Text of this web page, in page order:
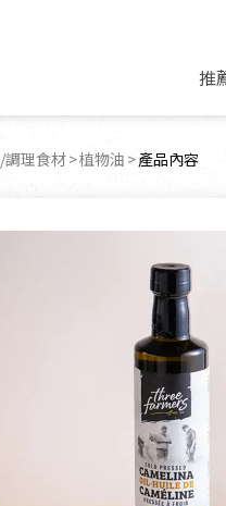
推
好康優惠
8月快閃商品優
中秋禮盒預購
7月惜福愛物
6月快閃商品-
傳承經典優惠
文化好書優惠
飲品/零食
果汁/醋飲/飲料
茶/咖啡/花果茶
沖調飲/穀麥片
蜂蜜/椰奶
休閒零食
堅果/果乾
糖果/巧克力
個人清潔保養
不限類別
專題文章
食品與廠商
用品與廠商
土地與生態
蔬食營養力
生活提案
共好行動
里仁的努力
調理食材 植物油 目前頁面：
產品內容